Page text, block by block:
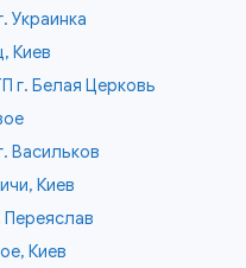
Украинка
Киев
г. Белая Церковь
Васильков
Киев
Переяслав
Киев